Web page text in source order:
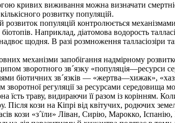
кривих виживання можна визначати
розвитку популяцій.
розвиток популяцій контролюється
Наприклад, діатомова водорость
щодня. В разі розмноження талласіозіри
механізми запобігання надмірному
зворотного зв´язку «популяція—ресурси
біотичних зв´язків — «жертва—хижак»,
регуляції за ресурсами середовища
їсть траву, видираючи її разом із корінням.
Після кози на Кіпрі від квітучих, родючих
кози «з´їли» Ліван, Сирію, Марокко,